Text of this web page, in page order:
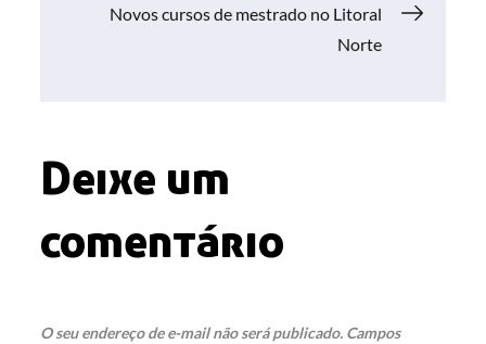
Novos cursos de mestrado no Litoral
Norte
Deixe um
comentário
O seu endereço de e-mail não será publicado. Campos